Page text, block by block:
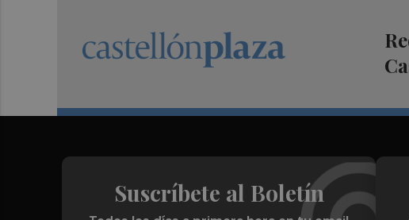
Suscríbete al Boletín